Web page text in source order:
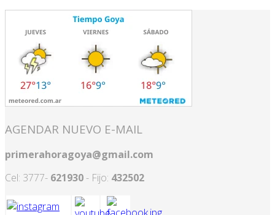
AGENDAR NUEVO E-MAIL
primerahoragoya@gmail.com
Cel: 3777- 621930- Fijo: 432502